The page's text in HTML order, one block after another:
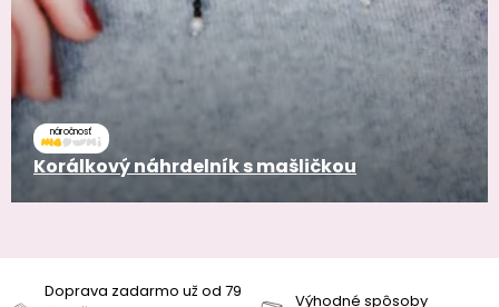
náročnosť
Korálkový náhrdelník s mašličkou
Doprava zadarmo už od 79
Výhodné spôsoby